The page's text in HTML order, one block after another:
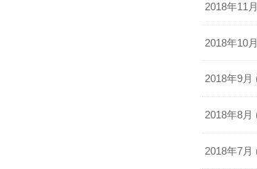
2018年11
2018年10
2018年9月
2018年8月
2018年7月